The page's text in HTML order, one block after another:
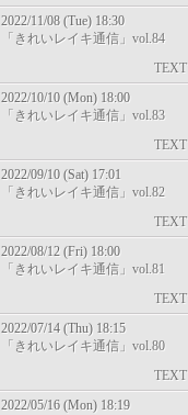
2022/11/08 (Tue) 18:30
「きれいレイキ通信」vol.84
TEXT
2022/10/10 (Mon) 18:00
「きれいレイキ通信」vol.83
TEXT
2022/09/10 (Sat) 17:01
「きれいレイキ通信」vol.82
TEXT
2022/08/12 (Fri) 18:00
「きれいレイキ通信」vol.81
TEXT
2022/07/14 (Thu) 18:15
「きれいレイキ通信」vol.80
TEXT
2022/05/16 (Mon) 18:19